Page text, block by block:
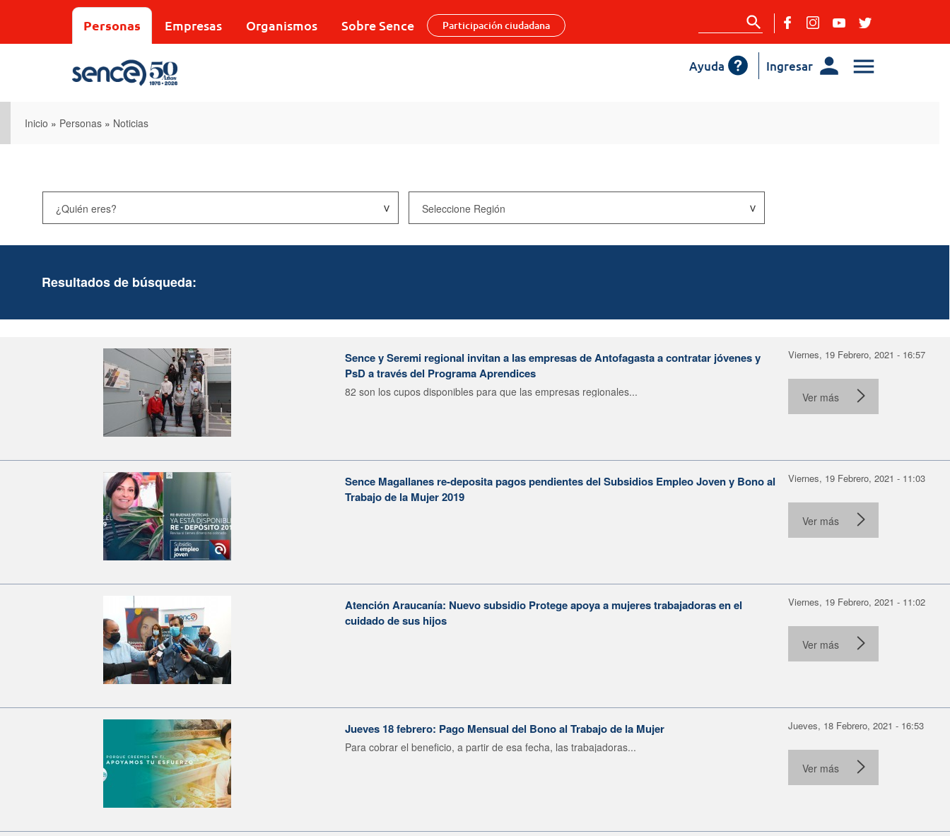
Personas Empresas Organismos Sobre Sence Participación ciudadana
Ingresar
Ayuda
Inicio » Personas » Noticias
Resultados de búsqueda:
Sence y Seremi regional invitan a las empresas de Antofagasta a contratar jóvenes y
PsD a través del Programa Aprendices
82 son los cupos disponibles para que las empresas regionales...
Viernes, 19 Febrero, 2021 - 16:57
Ver más
Sence Magallanes re-deposita pagos pendientes del Subsidios Empleo Joven y Bono al
Trabajo de la Mujer 2019
Viernes, 19 Febrero, 2021 - 11:03
Ver más
Atención Araucanía: Nuevo subsidio Protege apoya a mujeres trabajadoras en el
cuidado de sus hijos
Viernes, 19 Febrero, 2021 - 11:02
Ver más
Jueves 18 febrero: Pago Mensual del Bono al Trabajo de la Mujer
Para cobrar el beneficio, a partir de esa fecha, las trabajadoras...
Jueves, 18 Febrero, 2021 - 16:53
Ver más